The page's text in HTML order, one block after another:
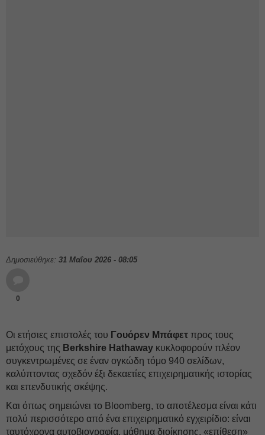
Δημοσιεύθηκε: 31 Μαΐου 2026 - 08:05
0
Οι ετήσιες επιστολές του Γουόρεν Μπάφετ προς τους
μετόχους της Berkshire Hathaway κυκλοφορούν πλέον
συγκεντρωμένες σε έναν ογκώδη τόμο 940 σελίδων,
καλύπτοντας σχεδόν έξι δεκαετίες επιχειρηματικής ιστορίας
και επενδυτικής σκέψης.
Και όπως σημειώνει το Bloomberg, το αποτέλεσμα είναι κάτι
πολύ περισσότερο από ένα επιχειρηματικό εγχειρίδιο: είναι
ταυτόχρονα αυτοβιογραφία, μάθημα διοίκησης, «επίθεση»